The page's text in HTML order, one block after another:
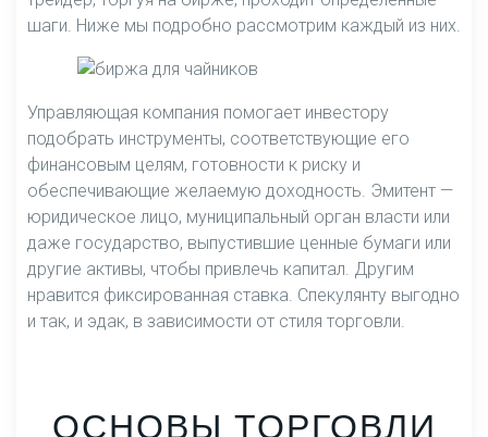
шаги. Ниже мы подробно рассмотрим каждый из них.
Управляющая компания помогает инвестору
подобрать инструменты, соответствующие его
финансовым целям, готовности к риску и
обеспечивающие желаемую доходность. Эмитент —
юридическое лицо, муниципальный орган власти или
даже государство, выпустившие ценные бумаги или
другие активы, чтобы привлечь капитал. Другим
нравится фиксированная ставка. Спекулянту выгодно
и так, и эдак, в зависимости от стиля торговли.
ОСНОВЫ ТОРГОВЛИ